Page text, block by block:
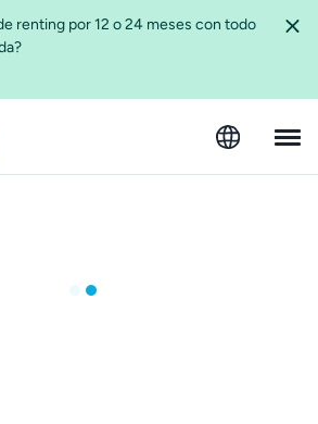
renting por 12 o 24 meses con todo